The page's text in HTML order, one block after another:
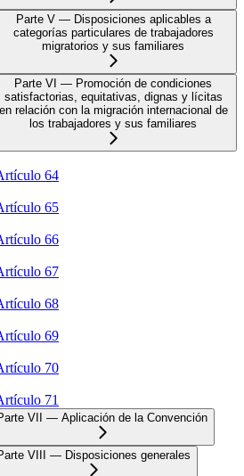
Parte V — Disposiciones aplicables a
categorías particulares de trabajadores
migratorios y sus familiares
Parte VI — Promoción de condiciones
satisfactorias, equitativas, dignas y lícitas
en relación con la migración internacional de
los trabajadores y sus familiares
64
65
66
67
68
69
70
71
VII — Aplicación de la Convención
VIII — Disposiciones generales